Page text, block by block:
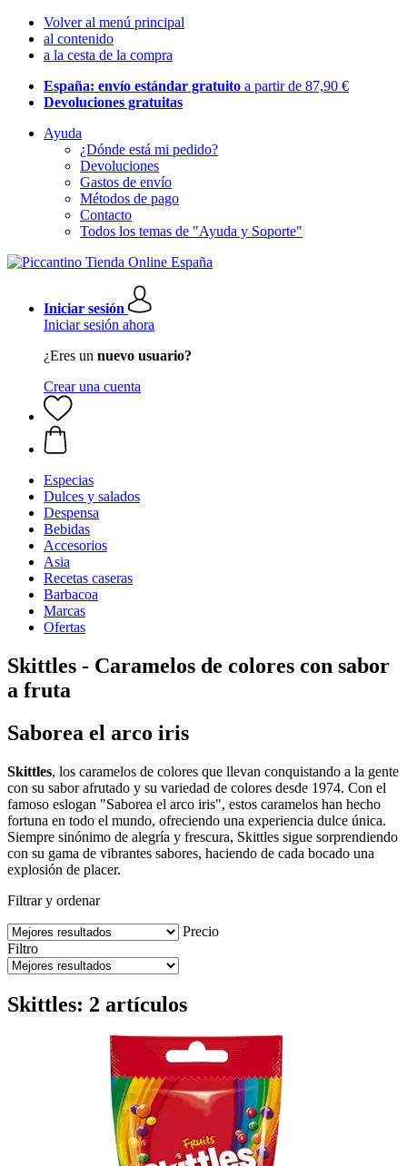
Volver al menú principal
al contenido
a la cesta de la compra
España: envío estándar gratuito a partir de 87,90 €
Devoluciones gratuitas
Ayuda
¿Dónde está mi pedido?
Devoluciones
Gastos de envío
Métodos de pago
Contacto
Todos los temas de "Ayuda y Soporte"
Iniciar sesión
Iniciar sesión ahora
¿Eres un nuevo usuario?
Crear una cuenta
Especias
Dulces y salados
Despensa
Bebidas
Accesorios
Asia
Recetas caseras
Barbacoa
Marcas
Ofertas
Skittles - Caramelos de colores con sabor
a fruta
Saborea el arco iris
Skittles, los caramelos de colores que llevan conquistando a la gente
con su sabor afrutado y su variedad de colores desde 1974. Con el
famoso eslogan "Saborea el arco iris", estos caramelos han hecho
fortuna en todo el mundo, ofreciendo una experiencia dulce única.
Siempre sinónimo de alegría y frescura, Skittles sigue sorprendiendo
con su gama de vibrantes sabores, haciendo de cada bocado una
explosión de placer.
Filtrar y ordenar
Precio
Filtro
Skittles: 2 artículos